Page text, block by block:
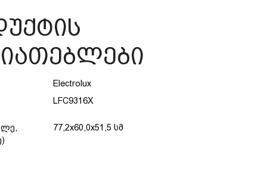
Electrolux
LFC9316X
77,2x60,0x51,5 სმ